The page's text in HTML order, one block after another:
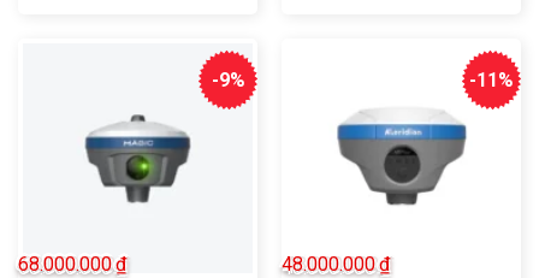
-9%
68.000.000₫
-11%
48.000.000₫